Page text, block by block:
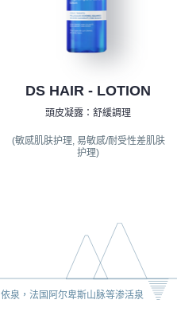
DS HAIR - LOTION
頭皮凝露：舒緩調理
(敏感肌肤护理, 易敏感/耐受性差肌肤
护理)
依泉，法国阿尔卑斯山脉等渗活泉